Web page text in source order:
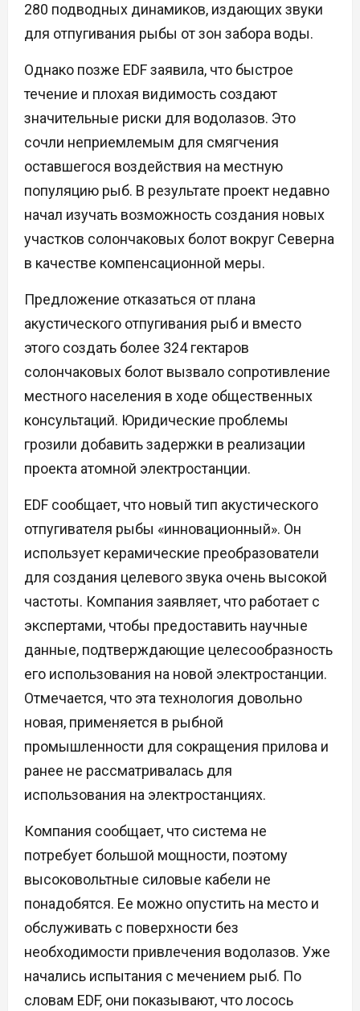
280 подводных динамиков, издающих звуки
для отпугивания рыбы от зон забора воды.
Однако позже EDF заявила, что быстрое
течение и плохая видимость создают
значительные риски для водолазов. Это
сочли неприемлемым для смягчения
оставшегося воздействия на местную
популяцию рыб. В результате проект недавно
начал изучать возможность создания новых
участков солончаковых болот вокруг Северна
в качестве компенсационной меры.
Предложение отказаться от плана
акустического отпугивания рыб и вместо
этого создать более 324 гектаров
солончаковых болот вызвало сопротивление
местного населения в ходе общественных
консультаций. Юридические проблемы
грозили добавить задержки в реализации
проекта атомной электростанции.
EDF сообщает, что новый тип акустического
отпугивателя рыбы «инновационный». Он
использует керамические преобразователи
для создания целевого звука очень высокой
частоты. Компания заявляет, что работает с
экспертами, чтобы предоставить научные
данные, подтверждающие целесообразность
его использования на новой электростанции.
Отмечается, что эта технология довольно
новая, применяется в рыбной
промышленности для сокращения прилова и
ранее не рассматривалась для
использования на электростанциях.
Компания сообщает, что система не
потребует большой мощности, поэтому
высоковольтные силовые кабели не
понадобятся. Ее можно опустить на место и
обслуживать с поверхности без
необходимости привлечения водолазов. Уже
начались испытания с мечением рыб. По
словам EDF, они показывают, что лосось